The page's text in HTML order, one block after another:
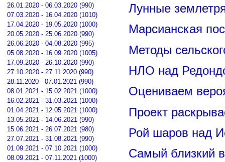
26.01.2020 - 06.03.2020 (990)
07.03.2020 - 16.04.2020 (1010)
17.04.2020 - 19.05.2020 (1000)
20.05.2020 - 25.06.2020 (990)
26.06.2020 - 04.08.2020 (995)
05.08.2020 - 16.09.2020 (1005)
17.09.2020 - 26.10.2020 (990)
27.10.2020 - 27.11.2020 (990)
28.11.2020 - 07.01.2021 (990)
08.01.2021 - 15.02.2021 (1000)
16.02.2021 - 31.03.2021 (1000)
01.04.2021 - 12.05.2021 (1000)
13.05.2021 - 14.06.2021 (990)
15.06.2021 - 26.07.2021 (980)
27.07.2021 - 31.08.2021 (990)
01.09.2021 - 07.10.2021 (1000)
08.09.2021 - 07.11.2021 (1000)
Лунные
Марсианская
Методы
НЛО над
Оцениваем
Проект
Рой шаров над
Самый близкий